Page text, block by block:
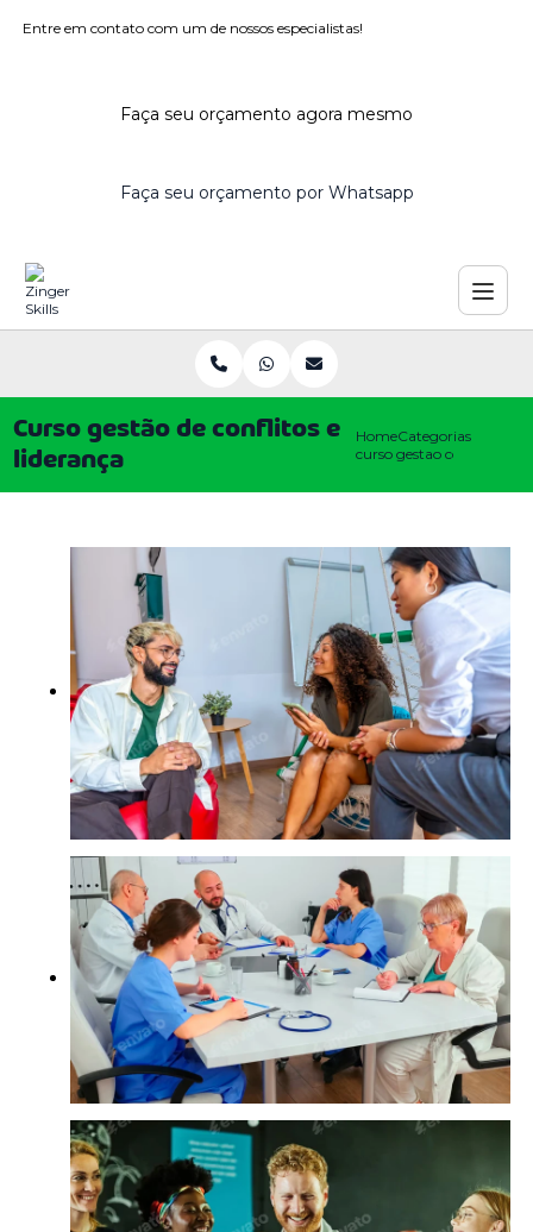
Entre em contato com um de nossos especialistas!
Faça seu orçamento agora mesmo
Faça seu orçamento por Whatsapp
HomeCategorias
curso gestao conflitos
Curso gestão de conflitos e
liderança